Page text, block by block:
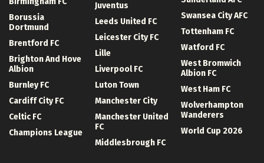
Borussia
Dortmund
Brentford FC
Brighton And Hove
Albion
Burnley FC
Cardiff City FC
Celtic FC
Champions League
Juventus
Leeds United FC
Leicester City FC
Lille
Liverpool FC
Luton Town
Manchester City
Manchester United
FC
Middlesbrough FC
Swansea City AFC
Tottenham FC
Watford FC
West Bromwich
Albion FC
West Ham FC
Wolverhampton
Wanderers
World Cup 2026